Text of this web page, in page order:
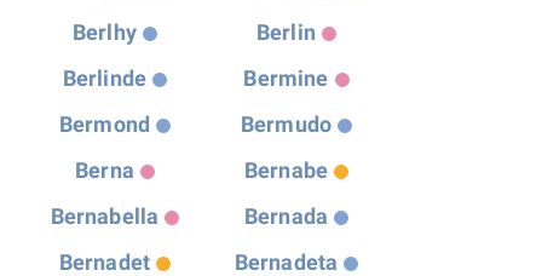
Berlhy
Berlin
Berlinde
Bermine
Bermond
Bermudo
Berna
Bernabe
Bernabella
Bernada
Bernadet
Bernadeta